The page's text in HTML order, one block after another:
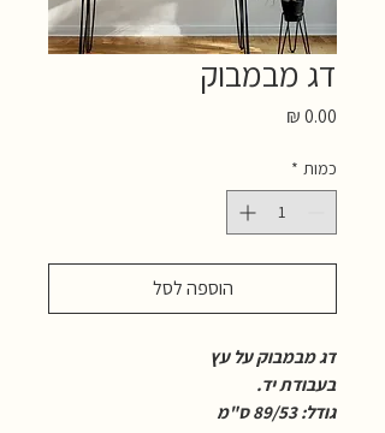
דג מבמבוק
כמות *
הוספה לסל
דג מבמבוק על עץ
בעבודת יד.
גודל: 89/53 ס"מ